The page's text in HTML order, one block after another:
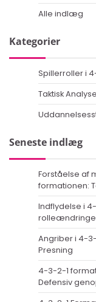
Alle indlæg
Kategorier
Spillerroller i
Taktisk
Seneste indlæg
Forståelse af
formationen:
Indflydelse i
Angriber i 4-
Presning
4-3-2-1
Defensiv